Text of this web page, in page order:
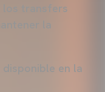
los transfers
la
en la